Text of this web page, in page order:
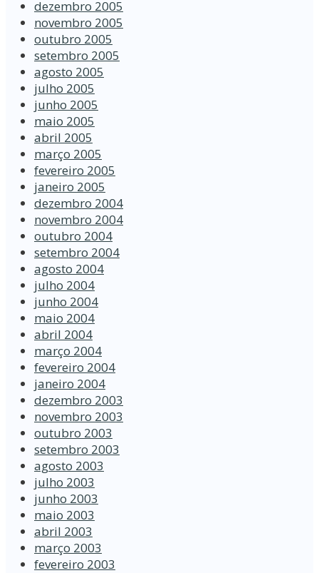
dezembro 2005
novembro 2005
outubro 2005
setembro 2005
agosto 2005
julho 2005
junho 2005
maio 2005
abril 2005
março 2005
fevereiro 2005
janeiro 2005
dezembro 2004
novembro 2004
outubro 2004
setembro 2004
agosto 2004
julho 2004
junho 2004
maio 2004
abril 2004
março 2004
fevereiro 2004
janeiro 2004
dezembro 2003
novembro 2003
outubro 2003
setembro 2003
agosto 2003
julho 2003
junho 2003
maio 2003
abril 2003
março 2003
fevereiro 2003